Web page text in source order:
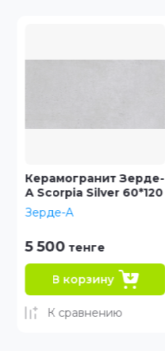
Керамогранит Зерде-
А Scorpia Silver 60*120
Зерде-А
5 500 тенге
В корзину
К сравнению